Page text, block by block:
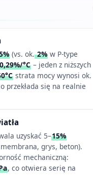
(vs. ok.2%w P-type
°C– jeden z niższych
strata mocy wynosi ok.
przekłada się na realnie
uzyskać 5–15%
grys, beton).
mechaniczną:
, co otwiera serię na